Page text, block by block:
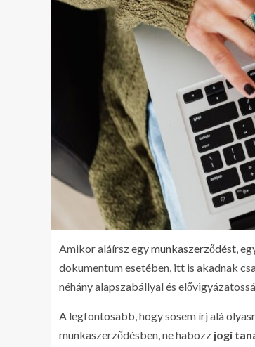
Amikor aláírsz egymunkaszerződést,
dokumentum esetében, itt is akadnak
néhány alapszabállyal és
A legfontosabb, hogy sosem írj alá
munkaszerződésben, ne habozz jogi